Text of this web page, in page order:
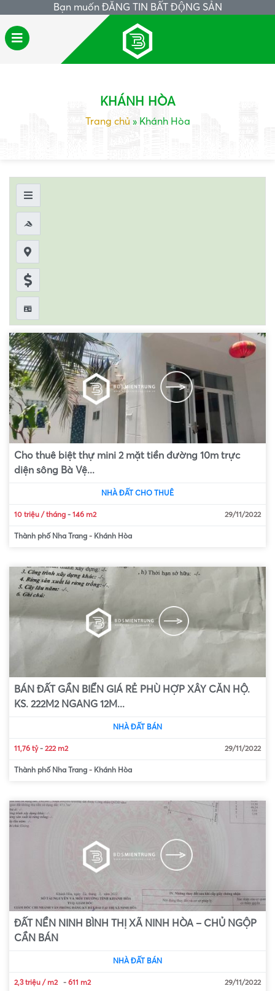
Bạn muốn ĐĂNG TIN BẤT ĐỘNG SẢN
KHÁNH HÒA
Trang chủ » Khánh Hòa
Cho thuê biệt thự mini 2 mặt tiền đường 10m trực
diện sông Bà Vệ...
NHÀ ĐẤT CHO THUÊ
10 triệu / tháng - 146 m2 29/11/2022
Thành phố Nha Trang - Khánh Hòa
BÁN ĐẤT GẦN BIỂN GIÁ RẺ PHÙ HỢP XÂY CĂN HỘ.
KS. 222M2 NGANG 12M...
NHÀ ĐẤT BÁN
11,76 tỷ- 222 m2 29/11/2022
Thành phố Nha Trang - Khánh Hòa
ĐẤT NỀN NINH BÌNH THỊ XÃ NINH HÒA – CHỦ NGỘP
CẦN BÁN
NHÀ ĐẤT BÁN
2,3 triệu / m2 - 611 m2 29/11/2022